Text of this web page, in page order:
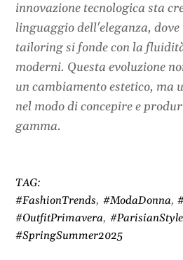
innovazione tecnologica sta
linguaggio dell'eleganza,
tailoring si fonde con la
moderni. Questa evoluzione
un cambiamento estetico, ma
nel modo di concepire e
gamma.
TAG:
#FashionTrends, #ModaDonna,
#OutfitPrimavera, #ParisianStyle
#SpringSummer2025